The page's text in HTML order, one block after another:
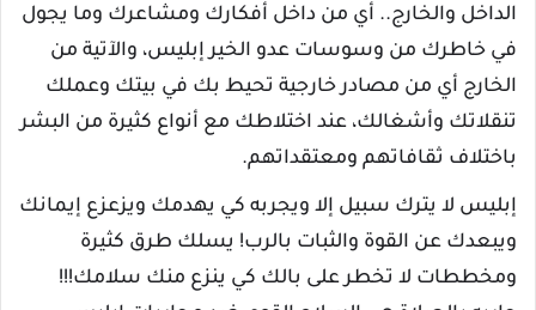
الداخل والخارج.. أي من داخل أفكارك ومشاعرك وما يجول
في خاطرك من وسوسات عدو الخير إبليس، والآتية من
الخارج أي من مصادر خارجية تحيط بك في بيتك وعملك
تنقلاتك وأشغالك، عند اختلاطك مع أنواع كثيرة من البشر
باختلاف ثقافاتهم ومعتقداتهم.
إبليس لا يترك سبيل إلا ويجربه كي يهدمك ويزعزع إيمانك
ويبعدك عن القوة والثبات بالرب! يسلك طرق كثيرة
ومخططات لا تخطر على بالك كي ينزع منك سلامك!!!